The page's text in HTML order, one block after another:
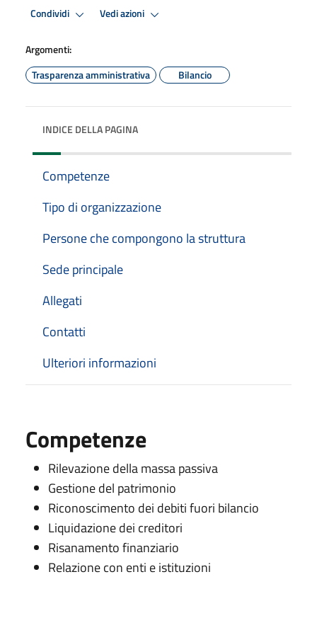
Condividi Vedi azioni
Argomenti:
Trasparenza amministrativa
Bilancio
INDICE DELLA PAGINA
Competenze
Tipo di organizzazione
Persone che compongono la struttura
Sede principale
Allegati
Contatti
Ulteriori informazioni
Competenze
Rilevazione della massa passiva
Gestione del patrimonio
Riconoscimento dei debiti fuori bilancio
Liquidazione dei creditori
Risanamento finanziario
Relazione con enti e istituzioni